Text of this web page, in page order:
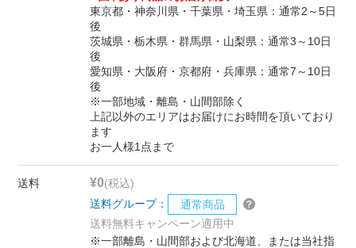
東京都・神奈川県・千葉県・埼玉県：通常2～5日
後
茨城県・栃木県・群馬県・山梨県：通常3～10日
後
愛知県・大阪府・京都府・兵庫県：通常7～10日
後
※一部地域・離島・山間部除く
上記以外のエリアはお届けにお時間を頂いており
ます
お一人様1点まで
送料 ¥0(税込)
送料グループ：
通常商品
送料無料キャンペーン適用中
※一部離島・山間部および北海道、または当社指